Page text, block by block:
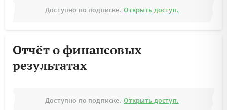
Доступно по подписке. Открыть доступ.
Отчёт о финансовых
результатах
Доступно по подписке. Открыть доступ.